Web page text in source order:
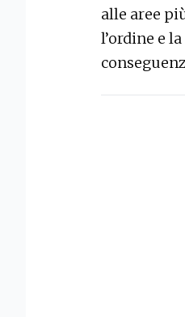
alle aree
l’ordine e